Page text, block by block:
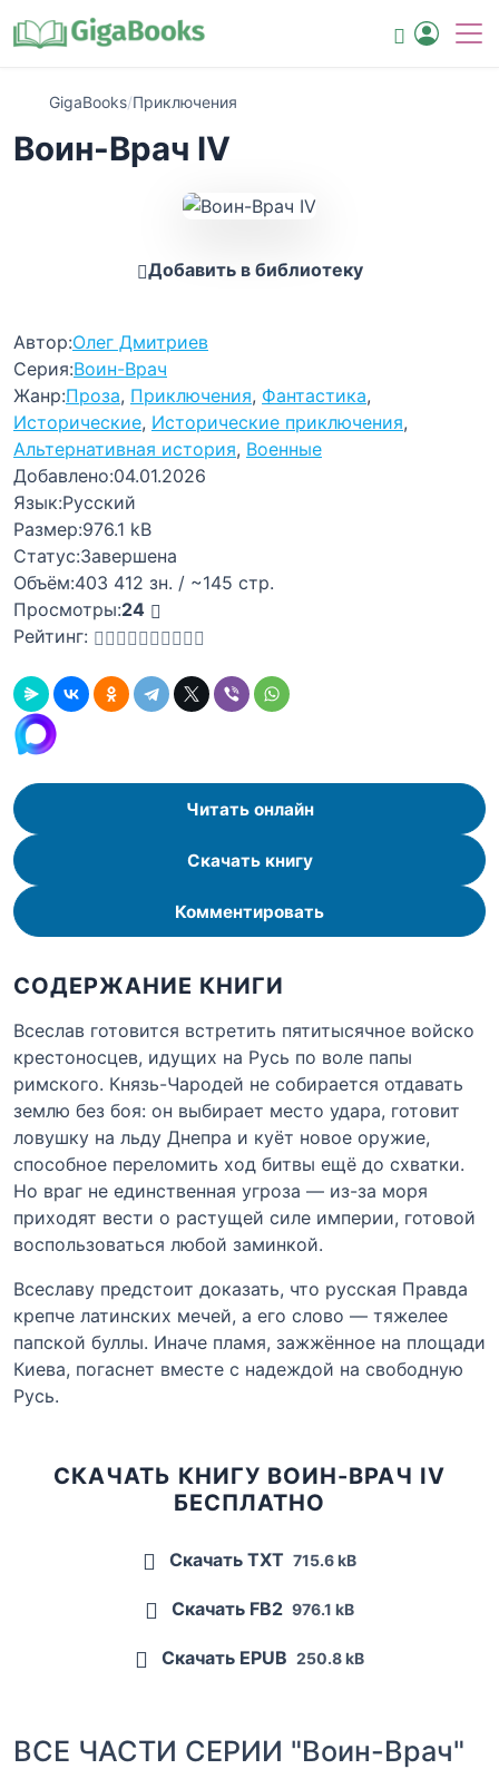
GigaBooks/Приключения
Воин-Врач IV
Добавить в библиотеку
Автор:Олег Дмитриев
Серия:Воин-Врач
Жанр:Проза, Приключения, Фантастика,
Исторические, Исторические приключения,
Альтернативная история, Военные
Добавлено:04.01.2026
Язык:Русский
Размер:976.1 kB
Статус:Завершена
Объём:403 412 зн. / ~145 стр.
Просмотры:24
Рейтинг:
Читать онлайн
Скачать книгу
Комментировать
СОДЕРЖАНИЕ КНИГИ
Всеслав готовится встретить пятитысячное войско
крестоносцев, идущих на Русь по воле папы
римского. Князь-Чародей не собирается отдавать
землю без боя: он выбирает место удара, готовит
ловушку на льду Днепра и куёт новое оружие,
способное переломить ход битвы ещё до схватки.
Но враг не единственная угроза — из-за моря
приходят вести о растущей силе империи, готовой
воспользоваться любой заминкой.
Всеславу предстоит доказать, что русская Правда
крепче латинских мечей, а его слово — тяжелее
папской буллы. Иначе пламя, зажжённое на площади
Киева, погаснет вместе с надеждой на свободную
Русь.
СКАЧАТЬ КНИГУ ВОИН-ВРАЧ IV
БЕСПЛАТНО
Скачать TXT 715.6 kB
Скачать FB2 976.1 kB
Скачать EPUB 250.8 kB
ВСЕ ЧАСТИ СЕРИИ "Воин-Врач"